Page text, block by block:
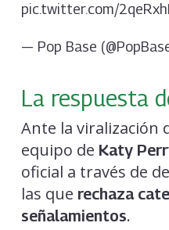
pic.twitter.com/
— Pop Base
La respuesta
Ante la viralización
equipo de Katy
oficial a través de
las que rechaza
señalamientos.